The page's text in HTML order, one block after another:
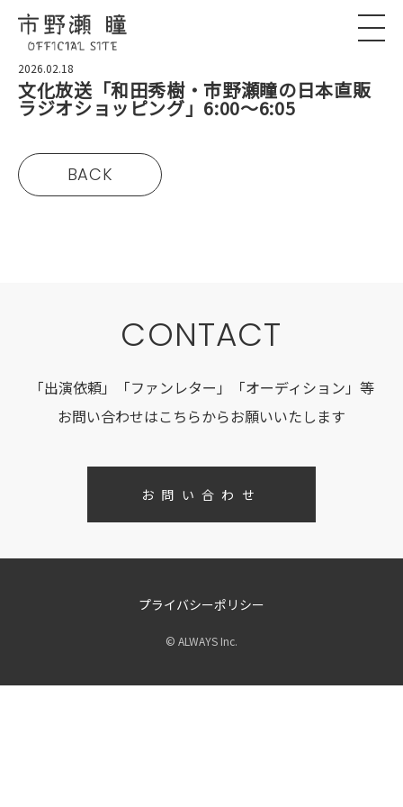
2026.02.18
文化放送「和田秀樹・市野瀬瞳の日本直販
ラジオショッピング」6:00〜6:05
BACK
CONTACT
「出演依頼」「ファンレター」「オーディション」等
お問い合わせはこちらからお願いいたします
お問い合わせ
プライバシーポリシー
© ALWAYS Inc.